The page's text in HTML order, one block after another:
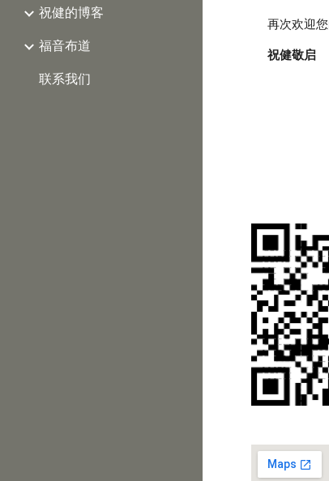
祝健的博客
福音布道
联系我们
再次欢迎
祝健敬启